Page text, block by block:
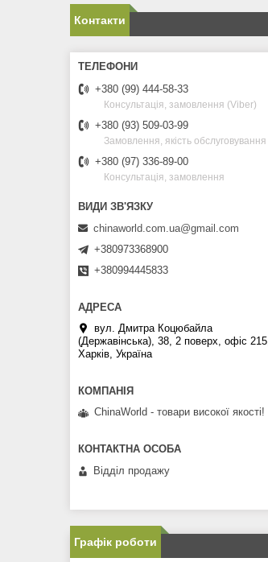
Контакти
+380 (99) 444-58-33
Консультація, замовлення (Viber)
+380 (93) 509-03-99
Замовлення, якість обслуговування
+380 (97) 336-89-00
Консультація, замовлення
chinaworld.com.ua@gmail.com
+380973368900
+380994445833
вул. Дмитра Коцюбайла
(Державінська), 38, 2 поверх, офіс 215,
Харків, Україна
ChinaWorld - товари високої якості!
Відділ продажу
Графік роботи